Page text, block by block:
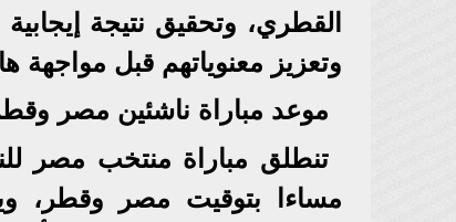
القطري، وتحقيق نتيجة
وتعزيز معنوياتهم قبل مواجهة هايتي يوم 4
موعد مباراة ناشئين مصر
تنطلق مباراة منتخب مصر
مساءا بتوقيت مصر وقطر،